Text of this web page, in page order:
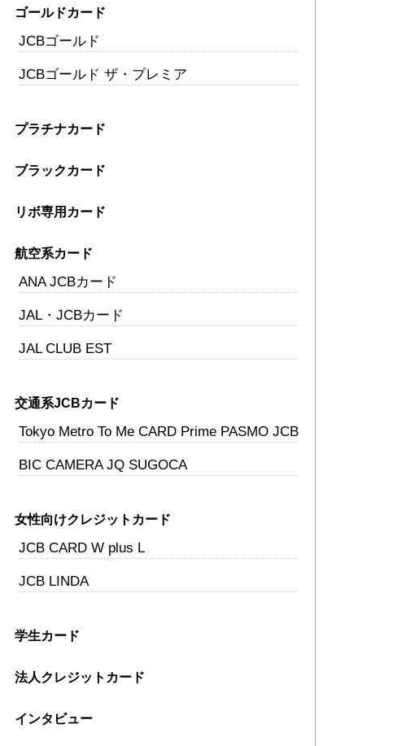
ゴールドカード
JCBゴールド
JCBゴールド ザ・プレミア
プラチナカード
ブラックカード
リボ専用カード
航空系カード
ANA JCBカード
JAL・JCBカード
JAL CLUB EST
交通系JCBカード
Tokyo Metro To Me CARD Prime PASMO JCB
BIC CAMERA JQ SUGOCA
女性向けクレジットカード
JCB CARD W plus L
JCB LINDA
学生カード
法人クレジットカード
インタビュー